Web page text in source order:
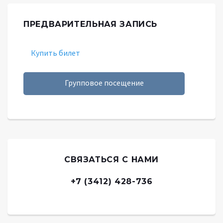
ПРЕДВАРИТЕЛЬНАЯ ЗАПИСЬ
Купить билет
Групповое посещение
СВЯЗАТЬСЯ С НАМИ
+7 (3412) 428-736